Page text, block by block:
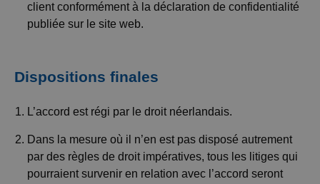
client conformément à la déclaration de confidentialité
publiée sur le site web.
Dispositions finales
L’accord est régi par le droit néerlandais.
Dans la mesure où il n’en est pas disposé autrement
par des règles de droit impératives, tous les litiges qui
pourraient survenir en relation avec l’accord seront